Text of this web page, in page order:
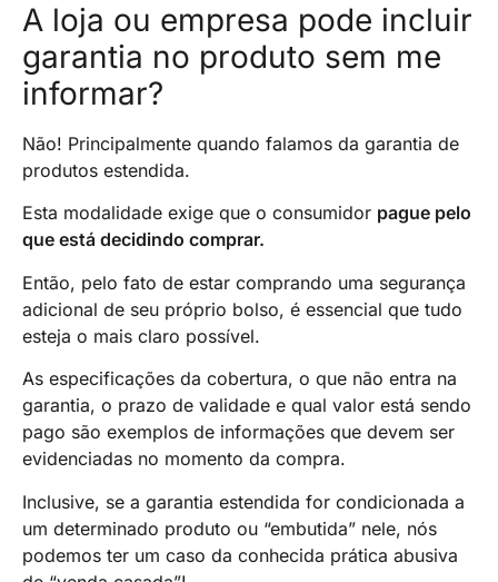
A loja ou empresa pode incluir
garantia no produto sem me
informar?
Não! Principalmente quando falamos da garantia de
produtos estendida.
Esta modalidade exige que o consumidor pague pelo
que está decidindo comprar.
Então, pelo fato de estar comprando uma segurança
adicional de seu próprio bolso, é essencial que tudo
esteja o mais claro possível.
As especificações da cobertura, o que não entra na
garantia, o prazo de validade e qual valor está sendo
pago são exemplos de informações que devem ser
evidenciadas no momento da compra.
Inclusive, se a garantia estendida for condicionada a
um determinado produto ou “embutida” nele, nós
podemos ter um caso da conhecida prática abusiva